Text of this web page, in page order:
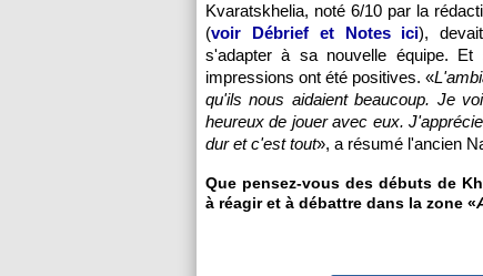
Kvaratskhelia, noté 6/10 par la
(voir Débrief et Notes ici),
s'adapter à sa nouvelle équipe. Et
impressions ont été positives. «
qu'ils nous aidaient beaucoup. Je
heureux de jouer avec eux.
dur et c'est tout», a résumé l'ancien
Que pensez-vous des débuts de
à réagir et à débattre dans la zone «